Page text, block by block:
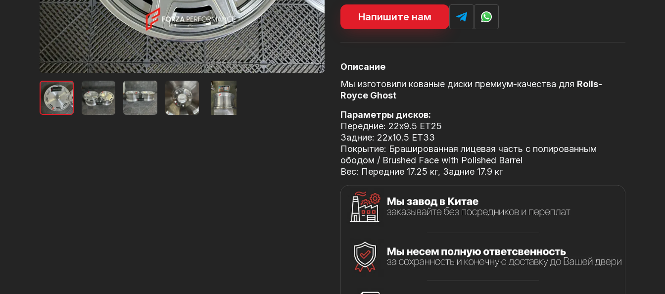
Напишите нам
Описание
Мы изготовили кованые диски премиум-качества для Rolls-
Royce Ghost
Параметры дисков:
Передние: 22x9.5 ET25
Задние: 22x10.5 ET33
Покрытие: Брашированная лицевая часть с полированным
ободом / Brushed Face with Polished Barrel
Вес: Передние 17.25 кг, Задние 17.9 кг